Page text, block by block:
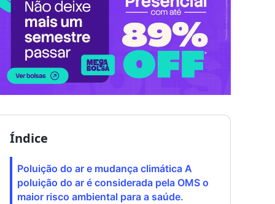
Índice
Poluição do ar e mudança climática A
poluição do ar é considerada pela OMS o
maior risco ambiental para a saúde.